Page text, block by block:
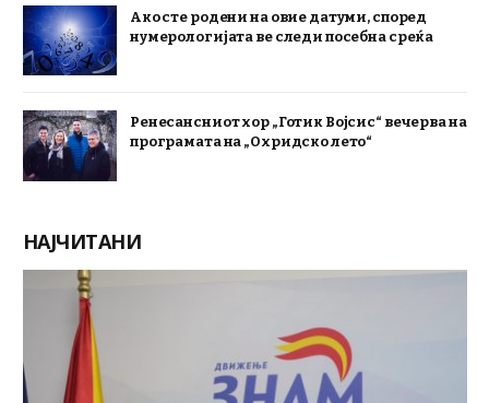
Ако сте родени на овие датуми, според
нумерологијата ве следи посебна среќа
Ренесансниот хор „Готик Војсис“ вечерва на
програмата на „Охридско лето“
НАЈЧИТАНИ